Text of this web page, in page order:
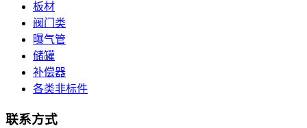
板材
阀门类
曝气管
储罐
补偿器
各类非标件
联系方式